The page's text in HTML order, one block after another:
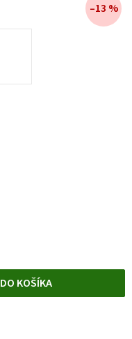
DO KOŠÍKA
–13 %